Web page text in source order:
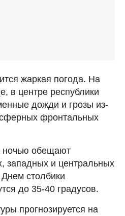
жаркая погода. На
в центре республики
дожди и грозы из-
фронтальных
ночью обещают
западных и центральных
Днем столбики
до 35-40 градусов.
прогнозируется на